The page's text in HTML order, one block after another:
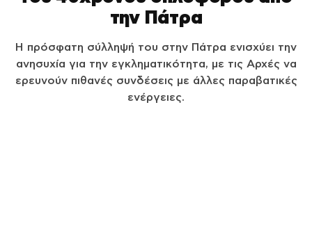
την Πάτρα
Η πρόσφατη σύλληψή του στην Πάτρα ενισχύει την
ανησυχία για την εγκληματικότητα, με τις Αρχές να
ερευνούν πιθανές συνδέσεις με άλλες παραβατικές
ενέργειες.